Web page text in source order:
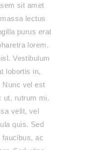
sit amet
lectus
purus erat
lorem.
Vestibulum
lobortis in,
Nunc vel est
ut, rutrum mi.
velit, vel
quis. Sed
ac